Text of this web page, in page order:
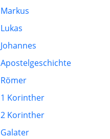
Markus
Lukas
Johannes
Apostelgeschichte
Römer
1 Korinther
2 Korinther
Galater